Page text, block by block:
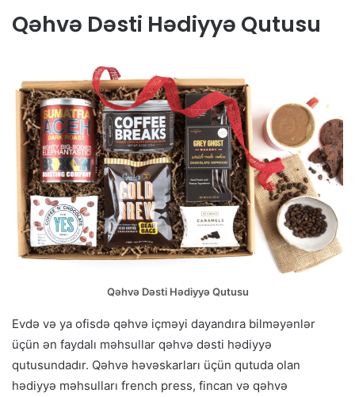
Qəhvə Dəsti Hədiyyə Qutusu
Qəhvə Dəsti Hədiyyə Qutusu
Evdə və ya ofisdə qəhvə içməyi dayandıra bilməyənlər
üçün ən faydalı məhsullar qəhvə dəsti hədiyyə
qutusundadır. Qəhvə həvəskarları üçün qutuda olan
hədiyyə məhsulları french press, fincan və qəhvə